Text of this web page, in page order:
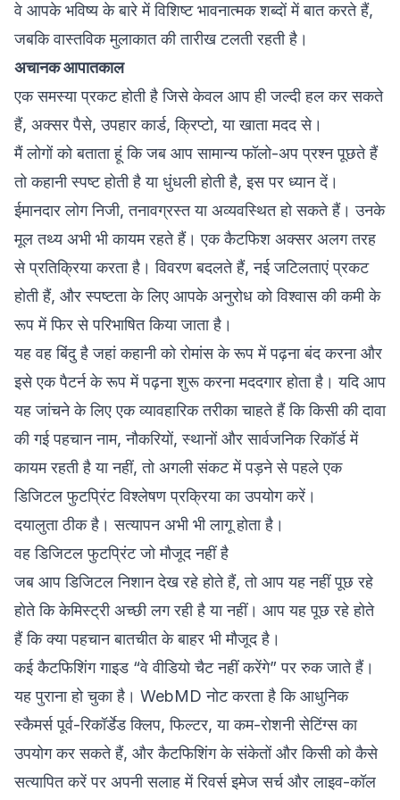
वे आपके भविष्य के बारे में विशिष्ट भावनात्मक शब्दों में बात करते हैं,
जबकि वास्तविक मुलाकात की तारीख टलती रहती है।
अचानक आपातकाल
एक समस्या प्रकट होती है जिसे केवल आप ही जल्दी हल कर सकते
हैं, अक्सर पैसे, उपहार कार्ड, क्रिप्टो, या खाता मदद से।
मैं लोगों को बताता हूं कि जब आप सामान्य फॉलो-अप प्रश्न पूछते हैं
तो कहानी स्पष्ट होती है या धुंधली होती है, इस पर ध्यान दें।
ईमानदार लोग निजी, तनावग्रस्त या अव्यवस्थित हो सकते हैं। उनके
मूल तथ्य अभी भी कायम रहते हैं। एक कैटफिश अक्सर अलग तरह
से प्रतिक्रिया करता है। विवरण बदलते हैं, नई जटिलताएं प्रकट
होती हैं, और स्पष्टता के लिए आपके अनुरोध को विश्वास की कमी के
रूप में फिर से परिभाषित किया जाता है।
यह वह बिंदु है जहां कहानी को रोमांस के रूप में पढ़ना बंद करना और
इसे एक पैटर्न के रूप में पढ़ना शुरू करना मददगार होता है। यदि आप
यह जांचने के लिए एक व्यावहारिक तरीका चाहते हैं कि किसी की दावा
की गई पहचान नाम, नौकरियों, स्थानों और सार्वजनिक रिकॉर्ड में
कायम रहती है या नहीं, तो अगली संकट में पड़ने से पहले एक
डिजिटल फुटप्रिंट विश्लेषण प्रक्रियाका उपयोग करें।
दयालुता ठीक है। सत्यापन अभी भी लागू होता है।
वह डिजिटल फुटप्रिंट जो मौजूद नहीं है
जब आप डिजिटल निशान देख रहे होते हैं, तो आप यह नहीं पूछ रहे
होते कि केमिस्ट्री अच्छी लग रही है या नहीं। आप यह पूछ रहे होते
हैं कि क्या पहचान बातचीत के बाहर भी मौजूद है।
कई कैटफिशिंग गाइड “वे वीडियो चैट नहीं करेंगे” पर रुक जाते हैं।
यह पुराना हो चुका है। WebMD नोट करता है कि आधुनिक
स्कैमर्स पूर्व-रिकॉर्डेड क्लिप, फिल्टर, या कम-रोशनी सेटिंग्स का
उपयोग कर सकते हैं, औरकैटफिशिंग के संकेतों और किसी को कैसे
सत्यापित करेंपर अपनी सलाह में रिवर्स इमेज सर्च और लाइव-कॉल